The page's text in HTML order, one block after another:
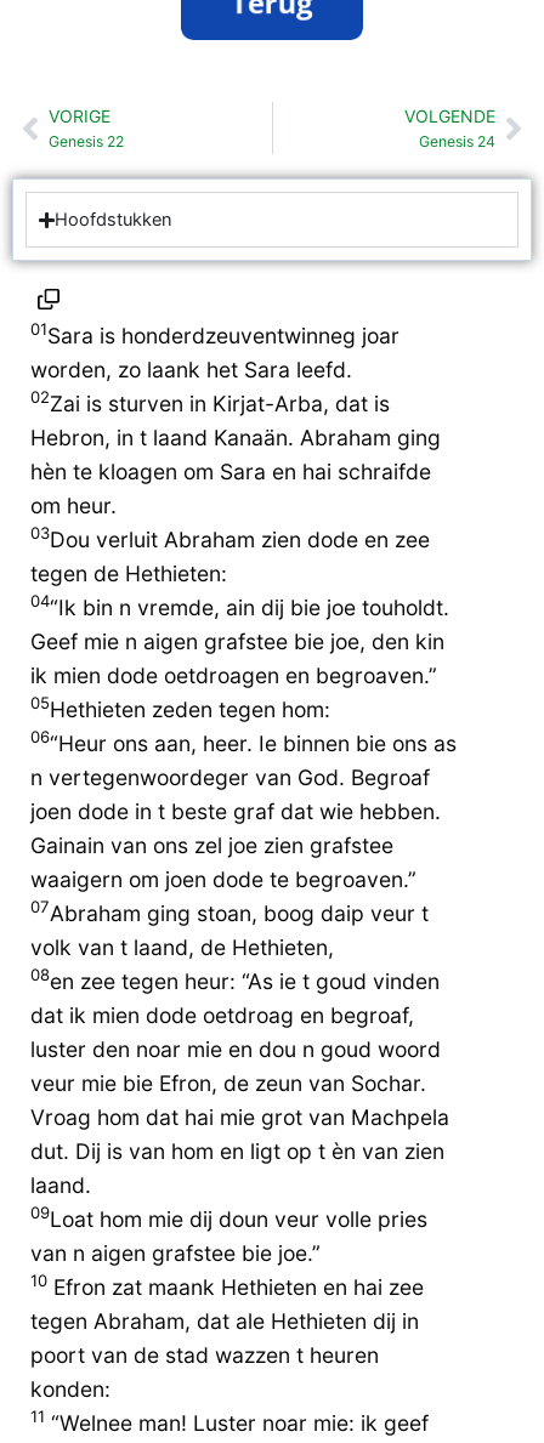
Vorige
VORIGE
Genesis 22
VOLGENDE
Genesis 24
Hoofdstukken
01Sara is honderdzeuventwinneg joar
worden, zo laank het Sara leefd.
02Zai is sturven in Kirjat-Arba, dat is
Hebron, in t laand Kanaän. Abraham ging
hèn te kloagen om Sara en hai schraifde
om heur.
03Dou verluit Abraham zien dode en zee
tegen de Hethieten:
04“Ik bin n vremde, ain dij bie joe touholdt.
Geef mie n aigen grafstee bie joe, den kin
ik mien dode oetdroagen en begroaven.”
05Hethieten zeden tegen hom:
06“Heur ons aan, heer. Ie binnen bie ons as
n vertegenwoordeger van God. Begroaf
joen dode in t beste graf dat wie hebben.
Gainain van ons zel joe zien grafstee
waaigern om joen dode te begroaven.”
07Abraham ging stoan, boog daip veur t
volk van t laand, de Hethieten,
08en zee tegen heur: “As ie t goud vinden
dat ik mien dode oetdroag en begroaf,
luster den noar mie en dou n goud woord
veur mie bie Efron, de zeun van Sochar.
Vroag hom dat hai mie grot van Machpela
dut. Dij is van hom en ligt op t èn van zien
laand.
09Loat hom mie dij doun veur volle pries
van n aigen grafstee bie joe.”
10 Efron zat maank Hethieten en hai zee
tegen Abraham, dat ale Hethieten dij in
poort van de stad wazzen t heuren
konden:
11 “Welnee man! Luster noar mie: ik geef